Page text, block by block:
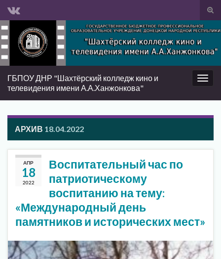
Вкл/
Search for:
Вкл/
ГБПОУ ДНР "Шахтёрский колледж кино и
телевидения имени А.А.Ханжонкова"
АРХИВ 18.04.2022
АПР
18
2022
Воспитательный час по
патриотическому
воспитанию на тему:
«Международный день
памятников и исторических мест»